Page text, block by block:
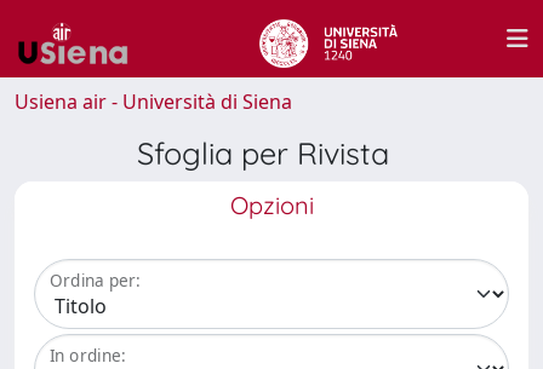
Usiena air - Università di Siena
Sfoglia per Rivista
Opzioni
Ordina per:
In ordine: